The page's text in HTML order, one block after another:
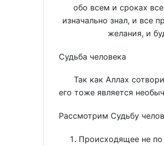
обо всем и сроках
изначально знал, и все
желания, и
Судьба человека
Так как Аллах
его тоже является
Рассмотрим Судьбу
Происходящее не